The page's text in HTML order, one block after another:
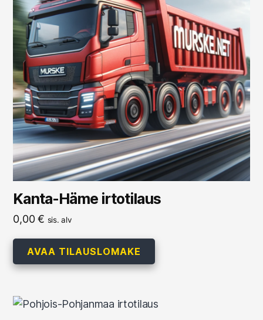
Kanta-Häme irtotilaus
0,00€ sis. alv
AVAA TILAUSLOMAKE